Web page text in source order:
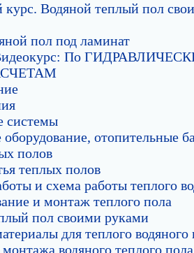
Водяной теплый пол
пол под ламинат
По
системы
отопительные
полов
теплых полов
и схема работы теплого
и монтаж теплого пола
пол своими руками
для теплого водяного
водяного теплого пола